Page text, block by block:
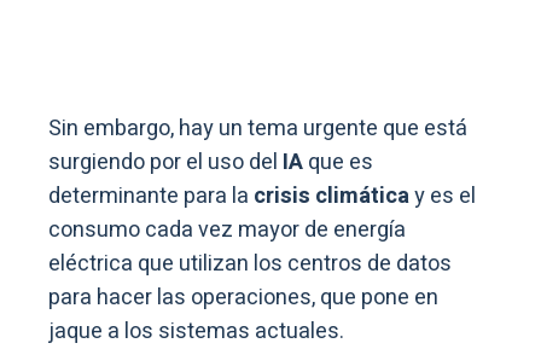
Sin embargo, hay un tema urgente que está
surgiendo por el uso del IAque es
determinante para la crisis climáticay es el
consumo cada vez mayor de energía
eléctrica que utilizan los centros de datos
para hacer las operaciones, que pone en
jaque a los sistemas actuales.